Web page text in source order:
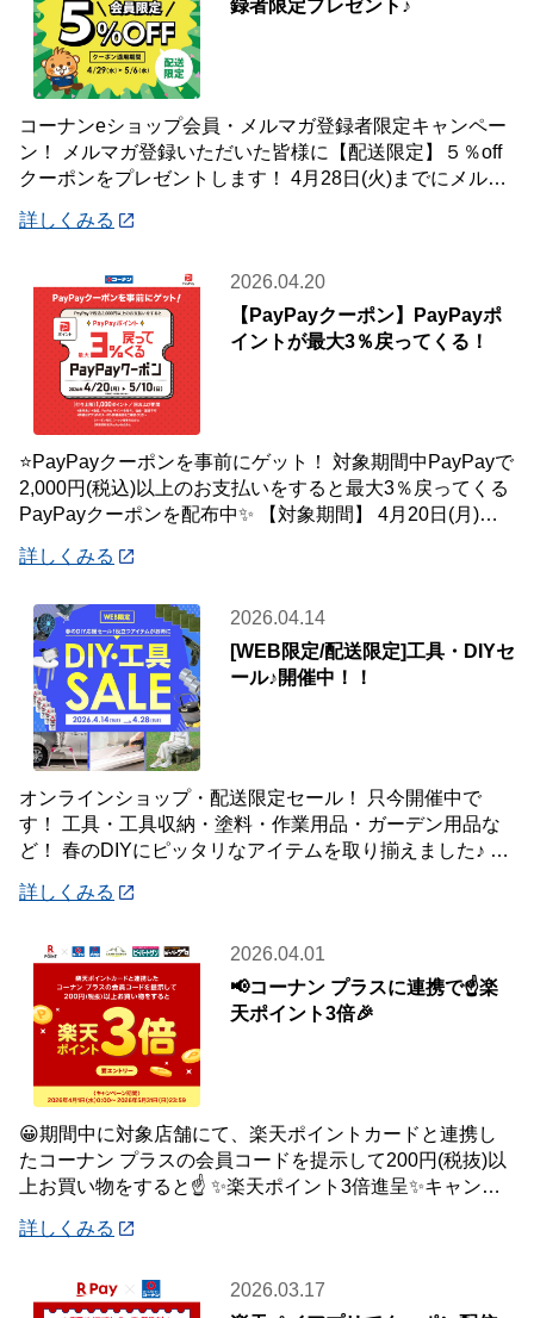
録者限定プレゼント♪
コーナンeショップ会員・メルマガ登録者限定キャンペー
ン！ メルマガ登録いただいた皆様に【配送限定】５％off
クーポンをプレゼントします！ 4月28日(火)までにメルマ
詳しくみる
2026.04.20
【PayPayクーポン】PayPayポ
イントが最大3％戻ってくる！
⭐PayPayクーポンを事前にゲット！ 対象期間中PayPayで
2,000円(税込)以上のお支払いをすると最大3％戻ってくる
PayPayクーポンを配布中✨ 【対象期間】 4月20日(月)～5
詳しくみる
2026.04.14
[WEB限定/配送限定]工具・DIYセ
ール♪開催中！！
オンラインショップ・配送限定セール！ 只今開催中で
す！ 工具・工具収納・塗料・作業用品・ガーデン用品な
ど！ 春のDIYにピッタリなアイテムを取り揃えました♪ 商
詳しくみる
2026.04.01
📢コーナン プラスに連携で☝️楽
天ポイント3倍🎉
😀期間中に対象店舗にて、楽天ポイントカードと連携し
たコーナン プラスの会員コードを提示して200円(税抜)以
上お買い物をすると☝️ ✨楽天ポイント3倍進呈✨キャンペ
詳しくみる
2026.03.17